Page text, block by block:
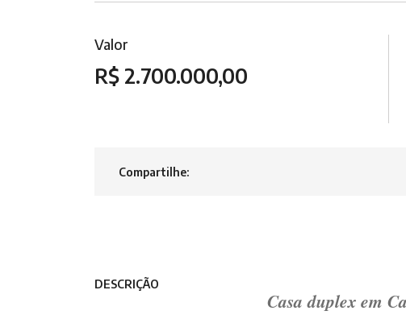
Valor
R$ 2.700.000,00
Compartilhe:
DESCRIÇÃO
Casa duplex em